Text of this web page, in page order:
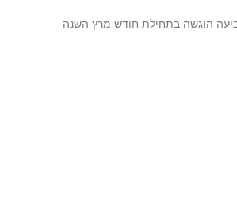
הוגשה בתחילת חודש מרץ השנה